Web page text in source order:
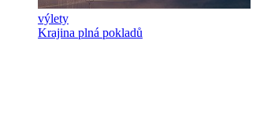
výlety
Krajina plná pokladů